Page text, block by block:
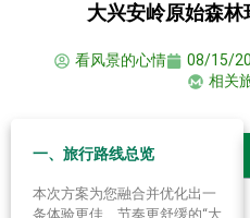
大兴安岭原始森
看风景的心情 08/15/
相关
一、 旅行路线总览
本次方案为您融合并优化出一
条体验更佳、节奏更舒缓的“大